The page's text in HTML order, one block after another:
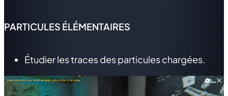
PARTICULES ÉLÉMENTAIRES
Étudier les traces des particules chargées.